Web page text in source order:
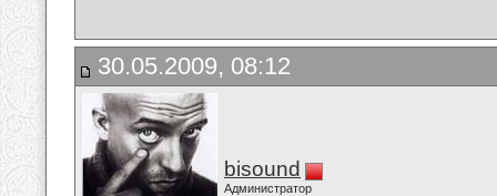
30.05.2009, 08:12
bisound
Администратор